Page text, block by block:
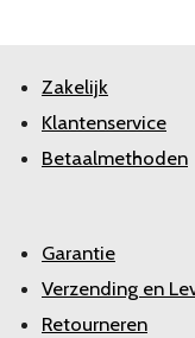
Zakelijk
Klantenservice
Betaalmethoden
Garantie
Verzending en
Retourneren